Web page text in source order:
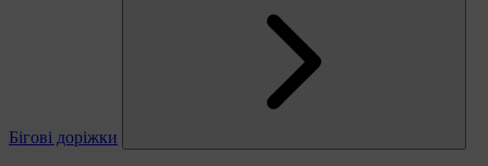
Бігові доріжки